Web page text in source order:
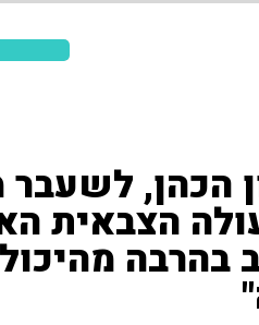
הכהן,
הצבאית
בהרבה